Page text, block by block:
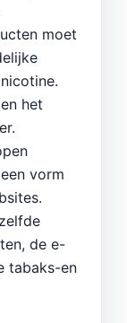
moet
het
vorm
de e-
tabaks-en